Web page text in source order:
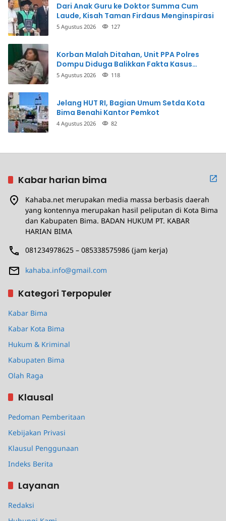
Dari Anak Guru ke Doktor Summa Cum
Laude, Kisah Taman Firdaus Menginspirasi
5 Agustus 2026 127
Korban Malah Ditahan, Unit PPA Polres
Dompu Diduga Balikkan Fakta Kasus
Penganiayaan
5 Agustus 2026 118
Jelang HUT RI, Bagian Umum Setda Kota
Bima Benahi Kantor Pemkot
4 Agustus 2026 82
Kabar harian bima
Kahaba.net merupakan media massa berbasis daerah
yang kontennya merupakan hasil peliputan di Kota Bima
dan Kabupaten Bima. BADAN HUKUM PT. KABAR
HARIAN BIMA
081234978625 – 085338575986 (jam kerja)
kahaba.info@gmail.com
Kategori Terpopuler
Kabar Bima
Kabar Kota Bima
Hukum & Kriminal
Kabupaten Bima
Olah Raga
Klausal
Pedoman Pemberitaan
Kebijakan Privasi
Klausul Penggunaan
Indeks Berita
Layanan
Redaksi